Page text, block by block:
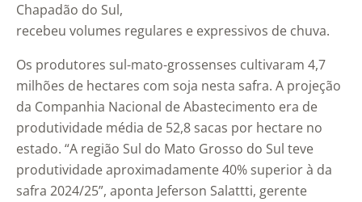
Chapadão do Sul,
recebeu volumes regulares e expressivos de chuva.
Os produtores sul-mato-grossenses cultivaram 4,7
milhões de hectares com soja nesta safra. A projeção
da Companhia Nacional de Abastecimento era de
produtividade média de 52,8 sacas por hectare no
estado. “A região Sul do Mato Grosso do Sul teve
produtividade aproximadamente 40% superior à da
safra 2024/25”, aponta Jeferson Salattti, gerente